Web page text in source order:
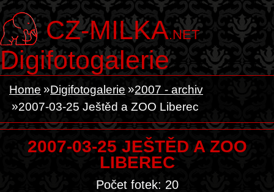
CZ-MILKA.NET
Digifotogalerie
Home Digifotogalerie
2007 - archiv
2007-03-25 Ještěd a ZOO Liberec
2007-03-25 JEŠTĚD A ZOO
LIBEREC
Počet fotek: 20